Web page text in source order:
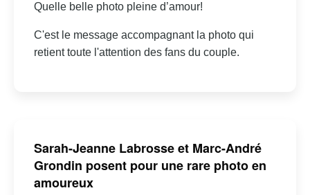
Quelle belle photo pleine d’amour!
C'est le message accompagnant la photo qui
retient toute l'attention des fans du couple.
Sarah-Jeanne Labrosse et Marc-André
Grondin posent pour une rare photo en
amoureux